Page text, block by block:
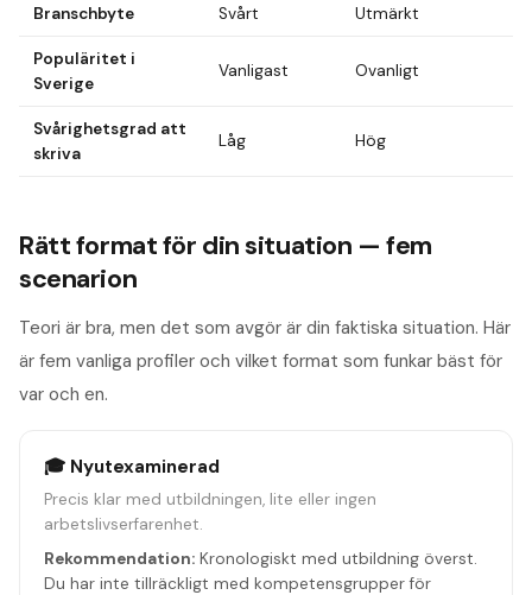
Branschbyte Svårt Utmärkt
Populäritet i
Sverige
Vanligast Ovanligt
Svårighetsgrad att
skriva
Låg Hög
Rätt format för din situation — fem
scenarion
Teori är bra, men det som avgör är din faktiska situation. Här
är fem vanliga profiler och vilket format som funkar bäst för
var och en.
🎓 Nyutexaminerad
Precis klar med utbildningen, lite eller ingen
arbetslivserfarenhet.
Rekommendation: Kronologiskt med utbildning överst.
Du har inte tillräckligt med kompetensgrupper för